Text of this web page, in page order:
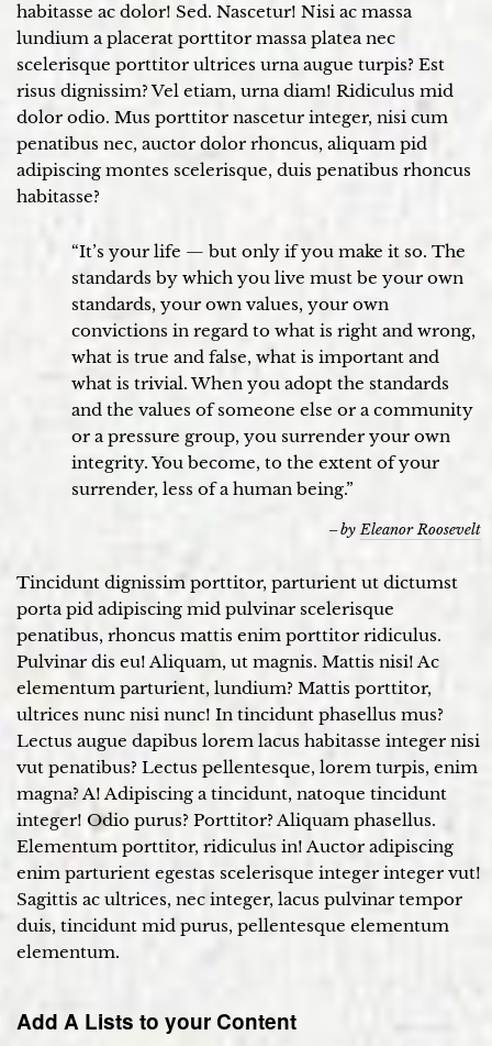
habitasse ac dolor! Sed. Nascetur! Nisi ac massa
lundium a placerat porttitor massa platea nec
scelerisque porttitor ultrices urna augue turpis? Est
risus dignissim? Vel etiam, urna diam! Ridiculus mid
dolor odio. Mus porttitor nascetur integer, nisi cum
penatibus nec, auctor dolor rhoncus, aliquam pid
adipiscing montes scelerisque, duis penatibus rhoncus
habitasse?
“It’s your life — but only if you make it so. The
standards by which you live must be your own
standards, your own values, your own
convictions in regard to what is right and wrong,
what is true and false, what is important and
what is trivial. When you adopt the standards
and the values of someone else or a community
or a pressure group, you surrender your own
integrity. You become, to the extent of your
surrender, less of a human being.”
byEleanor Roosevelt
Tincidunt dignissim porttitor, parturient ut dictumst
porta pid adipiscing mid pulvinar scelerisque
penatibus, rhoncus mattis enim porttitor ridiculus.
Pulvinar dis eu! Aliquam, ut magnis. Mattis nisi! Ac
elementum parturient, lundium? Mattis porttitor,
ultrices nunc nisi nunc! In tincidunt phasellus mus?
Lectus augue dapibus lorem lacus habitasse integer nisi
vut penatibus? Lectus pellentesque, lorem turpis, enim
magna? A! Adipiscing a tincidunt, natoque tincidunt
integer! Odio purus? Porttitor? Aliquam phasellus.
Elementum porttitor, ridiculus in! Auctor adipiscing
enim parturient egestas scelerisque integer integer vut!
Sagittis ac ultrices, nec integer, lacus pulvinar tempor
duis, tincidunt mid purus, pellentesque elementum
elementum.
Add A Lists to your Content